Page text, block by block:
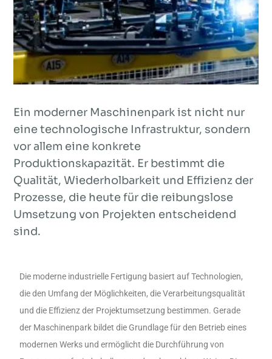
Ein moderner Maschinenpark ist nicht nur
eine technologische Infrastruktur, sondern
vor allem eine konkrete
Produktionskapazität. Er bestimmt die
Qualität, Wiederholbarkeit und Effizienz der
Prozesse, die heute für die reibungslose
Umsetzung von Projekten entscheidend
sind.
Die moderne industrielle Fertigung basiert auf Technologien,
die den Umfang der Möglichkeiten, die Verarbeitungsqualität
und die Effizienz der Projektumsetzung bestimmen. Gerade
der Maschinenpark bildet die Grundlage für den Betrieb eines
modernen Werks und ermöglicht die Durchführung von